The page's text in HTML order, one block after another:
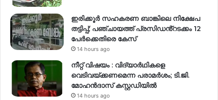
ഇരിക്കൂർ സഹകരണ ബാങ്കിലെ നിക്ഷേപ
തട്ടിപ്പ്; പഞ്ചായത്ത് പ്രസിഡൻ്റടക്കം 12
പേർക്കെതിരെ കേസ്
14 hours ago
നീറ്റ് വിഷയം : വിദ്യാർഥികളെ
വെടിവയ്ക്കണമെന്ന പരാമർശം; ടി.ജി.
മോഹൻദാസ് കസ്റ്റഡിയിൽ
14 hours ago